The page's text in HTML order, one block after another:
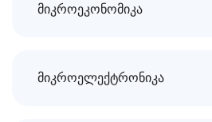
მიკროეკონომიკა
მიკროელექტრონიკა